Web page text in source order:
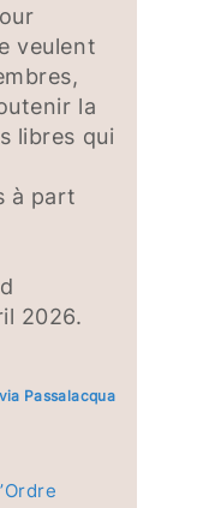
veulent
la
libres qui
à part
2026.
Passalacqua